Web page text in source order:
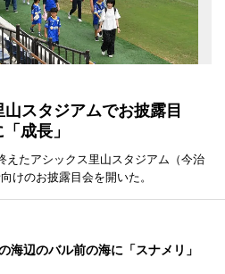
スタジアムでお披露目
成長」
えたアシックス里山スタジアム（今治
けのお披露目会を開いた。
海辺のバル前の海に「スナメリ」